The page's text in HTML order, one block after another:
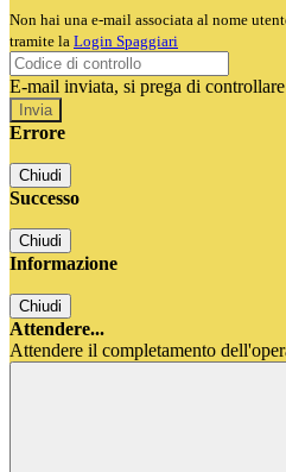
Non hai una e-mail associata al nome
tramite la Login Spaggiari
E-mail inviata, si prega di
Errore
Chiudi
Successo
Chiudi
Informazione
Chiudi
Attendere...
Attendere il completamento